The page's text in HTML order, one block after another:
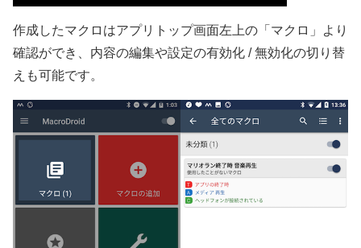
作成したマクロはアプリトップ画面左上の「マクロ」より
確認ができ、内容の編集や設定の有効化 / 無効化の切り替
えも可能です。